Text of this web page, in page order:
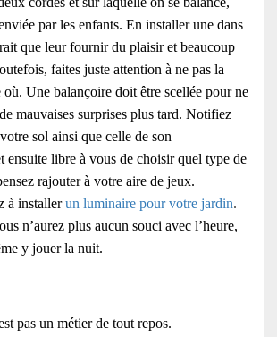
par les enfants. En installer une dans
que leur fournir du plaisir et beaucoup
faites juste attention à ne pas la
où. Une balançoire doit être scellée pour ne
mauvaises surprises plus tard. Notifiez
sol ainsi que celle de son
ensuite libre à vous de choisir quel type de
rajouter à votre aire de jeux.
à installerun luminaire pour votre jardin.
n’aurez plus aucun souci avec l’heure,
y jouer la nuit.
pas un métier de tout repos.